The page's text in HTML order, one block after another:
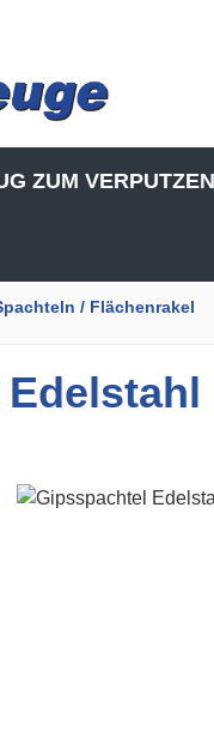
ZUM VERPUTZEN
/ Flächenrakel